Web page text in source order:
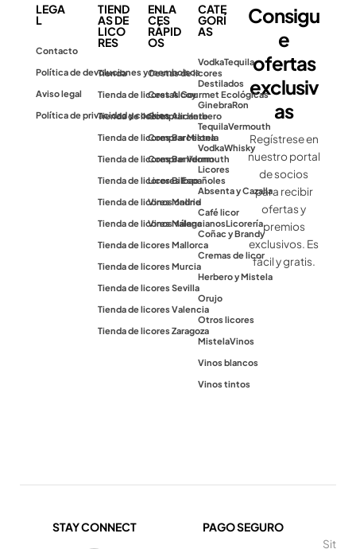
LEGA
L
Contacto
Política de devoluciones y reembolsos
Aviso legal
Política de privacidad y cookies
TIEND
AS DE
LICO
RES
Tienda
Tienda de licores Alcoy
Tienda de licores Alicante
Tienda de licores Barcelona
Tienda de licores Benidorm
Tienda de licores Bilbao
Tienda de licores Madrid
Tienda de licores Málaga
Tienda de licores Mallorca
Tienda de licores Murcia
Tienda de licores Sevilla
Tienda de licores Valencia
Tienda de licores Zaragoza
ENLA
CES
RÁPID
OS
Cestas de licores
Cestas Gourmet Ecológicas
Comprar Herbero
Comprar Mistela
Comprar Vermouth
Licores Españoles
Vinos online
Vinos valencianosLicorería
CATE
GORÍ
AS
VodkaTequila
Destilados
GinebraRon
TequilaVermouth
VodkaWhisky
Licores
Absenta y Cazalla
Café licor
Coñac y Brandy
Cremas de licor
Herbero y Mistela
Orujo
Otros licores
MistelaVinos
Vinos blancos
Vinos tintos
Consigu
e
ofertas
exclusiv
as
Regístrese en
nuestro portal
de socios
para recibir
ofertas y
premios
exclusivos. Es
fácil y gratis.
STAY CONNECT PAGO SEGURO
Sit